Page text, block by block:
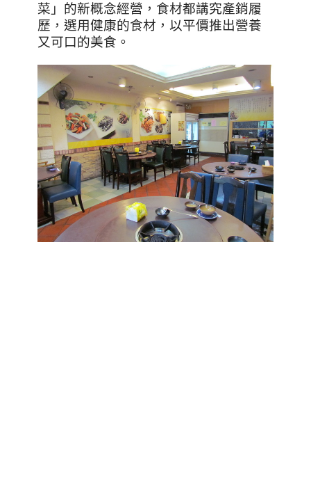
菜」的新概念經營，食材都講究產銷履
歷，選用健康的食材，以平價推出營養
又可口的美食。